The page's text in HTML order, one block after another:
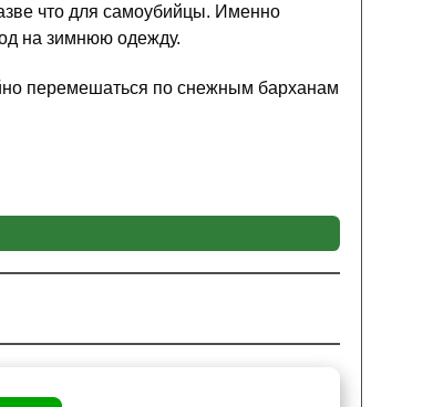
что для самоубийцы. Именно
на зимнюю одежду.
перемешаться по снежным барханам
найти как можно больше злачных
не самые приятные места.
Америки, с их невероятными